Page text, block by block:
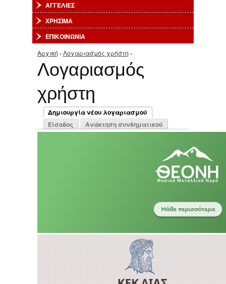
ΑΓΓΕΛΙΕΣ
ΧΡΗΣΙΜΑ
ΕΠΙΚΟΙΝΩΝΙΑ
Είστε εδώ
Αρχική › Λογαριασμός χρήστη ›
Λογαριασμός
χρήστη
Πρωτεύουσες καρτέλες
Δημιουργία νέου λογαριασμού
(ενεργή καρτέλα)
Είσοδος Ανάκτηση συνθηματικού